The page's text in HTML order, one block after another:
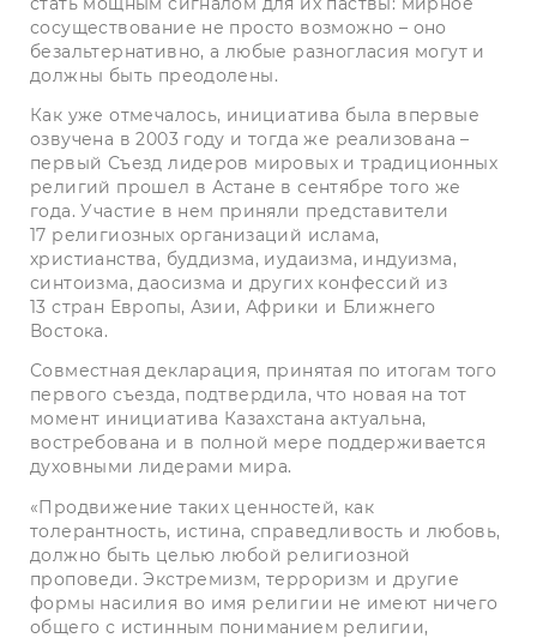
сосуществование не просто возможно – оно
безальтернативно, а любые разногласия могут и
должны быть преодолены.
Как уже отмечалось, инициа­тива была впервые
озвучена в 2003 году и тогда же реализована –
первый Съезд лидеров мировых и традиционных
религий прошел в Астане в сентябре того же
года. Участие в нем приняли представители
17 религиозных организаций ислама,
христианства, буддизма, иудаизма, индуизма,
синтоизма, даосизма и других конфессий из
13 стран Европы, Азии, Африки и Ближнего
Востока.
Совместная декларация, принятая по итогам того
первого съезда, подтвердила, что новая на тот
момент инициа­тива Казахстана актуальна,
востребована и в полной мере поддерживается
духовными лидерами мира.
«Продвижение таких ценнос­тей, как
толерантность, истина, справедливость и любовь,
должно быть целью любой религиозной
проповеди. Экстремизм, терроризм и другие
формы насилия во имя религии не имеют ничего
общего с истинным пониманием религии,